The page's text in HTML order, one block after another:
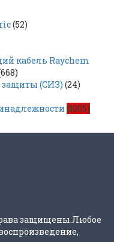
(52)
кабель Raychem
защиты (СИЗ) (24)
(1005)
защищены.Любое